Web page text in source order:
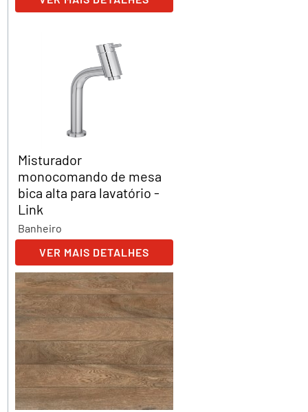
Misturador
monocomando de mesa
bica alta para lavatório -
Link
Banheiro
VER MAIS DETALHES